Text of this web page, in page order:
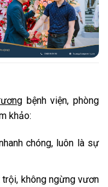
bệnh viện, phòng
khảo:
chóng, luôn là sự
không ngừng vươn